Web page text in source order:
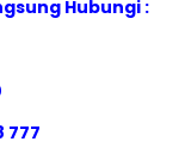
Hubungi :
777